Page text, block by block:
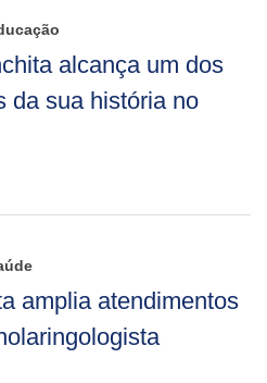
alcança um dos
da sua história no
amplia atendimentos